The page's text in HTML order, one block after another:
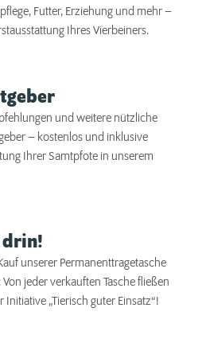
Futter, Erziehung und mehr –
Ihres Vierbeiners.
und weitere nützliche
– kostenlos und inklusive
Ihrer Samtpfote in unserem
drin!
unserer Permanenttragetasche
jeder verkauften Tasche fließen
Initiative „Tierisch guter Einsatz“!